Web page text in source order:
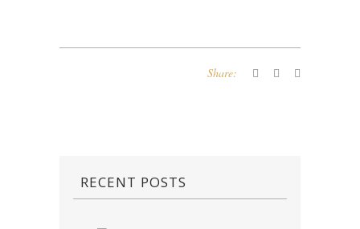
Share:
RECENT POSTS